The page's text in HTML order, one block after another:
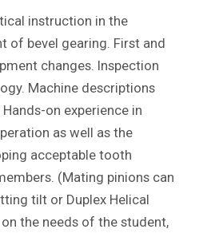
instruction in the
of bevel gearing. First and
changes. Inspection
Machine descriptions
on experience in
as well as the
acceptable tooth
(Mating pinions can
tilt or Duplex Helical
the needs of the student,